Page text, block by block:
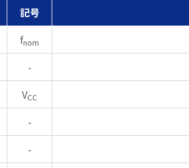
記号
fnom
-
VCC
-
-